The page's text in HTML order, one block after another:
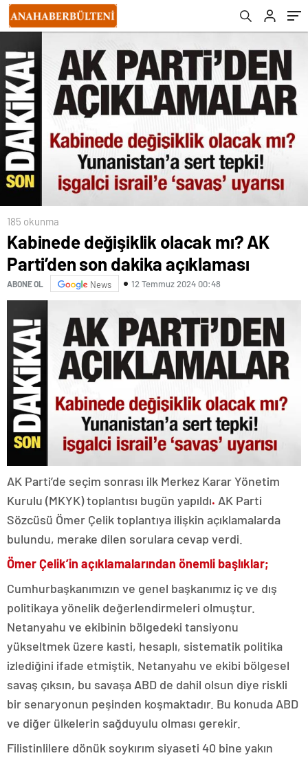
185 okunma
Kabinede değişiklik olacak mı? AK
Parti’den son dakika açıklaması
ABONE OL News 12 Temmuz 2024 00:48
AK Parti’de seçim sonrası ilk Merkez Karar Yönetim
Kurulu (MKYK) toplantısı bugün yapıldı. AK Parti
Sözcüsü Ömer Çelik toplantıya ilişkin açıklamalarda
bulundu, merake dilen sorulara cevap verdi.
Ömer Çelik’in açıklamalarından önemli başlıklar;
Cumhurbaşkanımızın ve genel başkanımız iç ve dış
politikaya yönelik değerlendirmeleri olmuştur.
Netanyahu ve ekibinin bölgedeki tansiyonu
yükseltmek üzere kasti, hesaplı, sistematik politika
izlediğini ifade etmiştik. Netanyahu ve ekibi bölgesel
savaş çıksın, bu savaşa ABD de dahil olsun diye riskli
bir senaryonun peşinden koşmaktadır. Bu konuda ABD
ve diğer ülkelerin sağduyulu olması gerekir.
Filistinlilere dönük soykırım siyaseti 40 bine yakın